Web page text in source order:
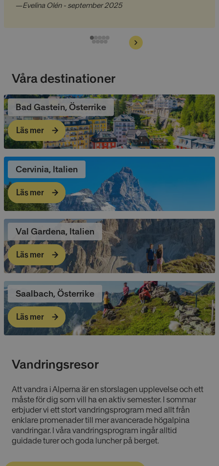
—Evelina Olén - september 2025
Våra destinationer
Bad Gastein, Österrike
Läs mer
Cervinia, Italien
Läs mer
Val Gardena, Italien
Läs mer
Saalbach, Österrike
Läs mer
Vandringsresor
Att vandra i Alperna är en storslagen upplevelse och ett
måste för dig som vill ha en aktiv semester. I sommar
erbjuder vi ett stort vandringsprogram med allt från
enklare promenader till mer avancerade högalpina
vandringar. I våra vandringsprogram ingår alltid
guidade turer och goda luncher på berget.